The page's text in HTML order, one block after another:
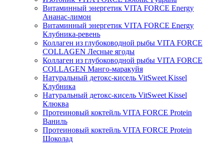
Витаминный энергетик VITA FORCE Energy
Ананас-лимон
Витаминный энергетик VITA FORCE Energy
Клубника-ревень
Коллаген из глубоководной рыбы VITA FORCE
COLLAGEN Лесные ягоды
Коллаген из глубоководной рыбы VITA FORCE
COLLAGEN Манго-маракуйя
Натуральный детокс-кисель VitSweet Kissel
Клубника
Натуральный детокс-кисель VitSweet Kissel
Клюква
Протеиновый коктейль VITA FORCE Protein
Ваниль
Протеиновый коктейль VITA FORCE Protein
Шоколад